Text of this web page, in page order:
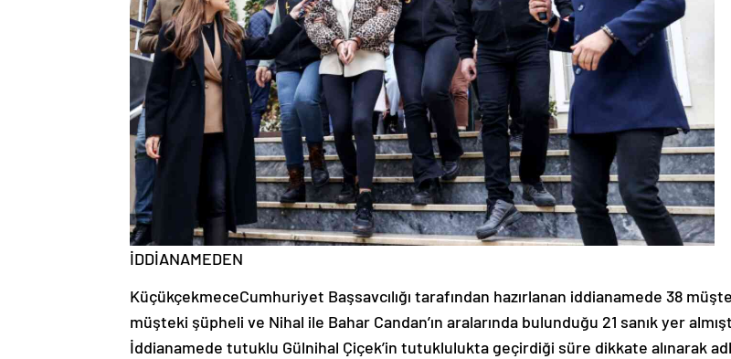
İDDİANAMEDEN
KüçükçekmeceCumhuriyet Başsavcılığı tarafından hazırlanan iddianamede 38
müşteki şüpheli ve Nihal ile Bahar Candan’ın aralarında bulunduğu 21 sanık yer
İddianamede tutuklu Gülnihal Çiçek’in tutuklulukta geçirdiği süre dikkate alınarak